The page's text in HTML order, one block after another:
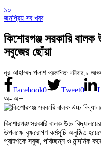
১০
জনপ্রিয় সব খবর
কিশোরগঞ্জ সরকারি বালক
সবুজের ছোঁয়া
নূর আহাম্মদ পলাশ প্রকাশিত: শনিবার, ৮
Facebook0 Tweet0
অ- অ+
কিশোরগঞ্জ সরকারি বালক উচ্চ
উপলক্ষে বৃক্ষরোপণ কর্মসূচি অনুষ্ঠিত
প্রাঙ্গণকে সবুজ, পরিচ্ছন্ন ও নান্দনিক